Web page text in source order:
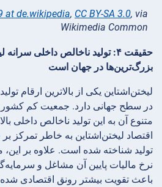
at de.wikipedia, CC BY-SA 3.0, via
Wikimedia Common
حقیقت ۴: تولید ناخالص داخلی
بزرگ‌ترین‌ها در جهان است
لیختن‌اشتاین یکی از بالاترین ارقام
در سطح جهانی دارد. جمعیت کم کشور
متنوع آن به این تولید ناخالص داخلی
اقتصاد لیختن‌اشتاین به خاطر تمرکز
تولید شناخته شده است. علاوه بر
نرخ مالیات پایین آن مشاغل و
باعث تقویت بیشتر رونق اقتصادی